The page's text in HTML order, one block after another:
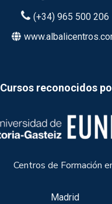
(+34) 965 500 206
Cursos reconocidos
Centros de Formación
Madrid